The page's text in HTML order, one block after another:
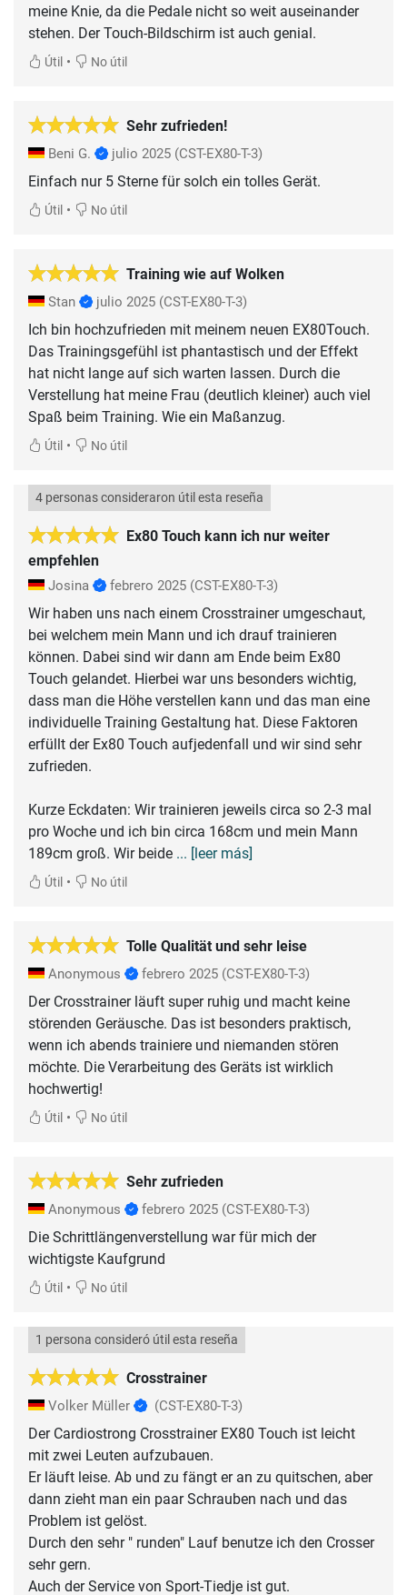
meine Knie, da die Pedale nicht so weit auseinander
stehen. Der Touch-Bildschirm ist auch genial.
Útil • No útil
Sehr zufrieden!
Beni G. julio 2025 (CST-EX80-T-3)
Einfach nur 5 Sterne für solch ein tolles Gerät.
Útil • No útil
Training wie auf Wolken
Stan julio 2025 (CST-EX80-T-3)
Ich bin hochzufrieden mit meinem neuen EX80Touch.
Das Trainingsgefühl ist phantastisch und der Effekt
hat nicht lange auf sich warten lassen. Durch die
Verstellung hat meine Frau (deutlich kleiner) auch viel
Spaß beim Training. Wie ein Maßanzug.
Útil • No útil
Ex80 Touch kann ich nur weiter
empfehlen
4 personas consideraron útil esta reseña
Josina febrero 2025 (CST-EX80-T-3)
Wir haben uns nach einem Crosstrainer umgeschaut,
bei welchem mein Mann und ich drauf trainieren
können. Dabei sind wir dann am Ende beim Ex80
Touch gelandet. Hierbei war uns besonders wichtig,
dass man die Höhe verstellen kann und das man eine
individuelle Training Gestaltung hat. Diese Faktoren
erfüllt der Ex80 Touch aufjedenfall und wir sind sehr
zufrieden.
Kurze Eckdaten: Wir trainieren jeweils circa so 2-3 mal
pro Woche und ich bin circa 168cm und mein Mann
189cm groß. Wir beide ... [leer más]
Útil • No útil
Tolle Qualität und sehr leise
Anonymous febrero 2025 (CST-EX80-T-3)
Der Crosstrainer läuft super ruhig und macht keine
störenden Geräusche. Das ist besonders praktisch,
wenn ich abends trainiere und niemanden stören
möchte. Die Verarbeitung des Geräts ist wirklich
hochwertig!
Útil • No útil
Sehr zufrieden
Anonymous febrero 2025 (CST-EX80-T-3)
Die Schrittlängenverstellung war für mich der
wichtigste Kaufgrund
Útil • No útil
Crosstrainer
1 persona consideró útil esta reseña
Volker Müller (CST-EX80-T-3)
Der Cardiostrong Crosstrainer EX80 Touch ist leicht
mit zwei Leuten aufzubauen.
Er läuft leise. Ab und zu fängt er an zu quitschen, aber
dann zieht man ein paar Schrauben nach und das
Problem ist gelöst.
Durch den sehr " runden" Lauf benutze ich den Crosser
sehr gern.
Auch der Service von Sport-Tiedje ist gut.